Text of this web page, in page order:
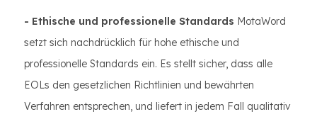
- Ethische und professionelle Standards MotaWord
setzt sich nachdrücklich für hohe ethische und
professionelle Standards ein. Es stellt sicher, dass alle
EOLs den gesetzlichen Richtlinien und bewährten
Verfahren entsprechen, und liefert in jedem Fall qualitativ